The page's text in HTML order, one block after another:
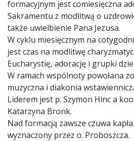
formacyjnym jest comiesięczna
Sakramentu z modlitwą o
także uwielbienie Pana Jezusa.
W cyklu miesięcznym na
jest czas na modlitwę
Eucharystię, adorację i grupki
W ramach wspólnoty powołana
muzyczna i diakonia
Liderem jest p. Szymon Hinc a
Katarzyna Bronk.
Nad formacją zawsze czuwa
wyznaczony przez o. Proboszcza.